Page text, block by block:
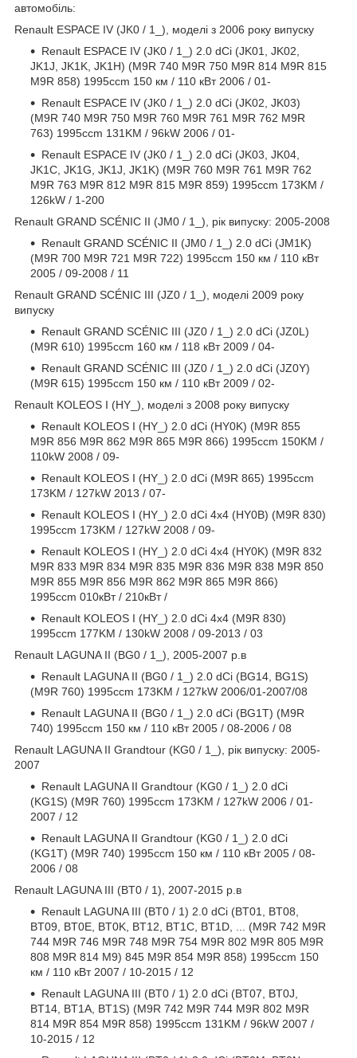
автомобіль:
Renault ESPACE IV (JK0 / 1_), моделі з 2006 року випуску
Renault ESPACE IV (JK0 / 1_) 2.0 dCi (JK01, JK02,
JK1J, JK1K, JK1H) (M9R 740 M9R 750 M9R 814 M9R 815
M9R 858) 1995ccm 150 км / 110 кВт 2006 / 01-
Renault ESPACE IV (JK0 / 1_) 2.0 dCi (JK02, JK03)
(M9R 740 M9R 750 M9R 760 M9R 761 M9R 762 M9R
763) 1995ccm 131KM / 96kW 2006 / 01-
Renault ESPACE IV (JK0 / 1_) 2.0 dCi (JK03, JK04,
JK1C, JK1G, JK1J, JK1K) (M9R 760 M9R 761 M9R 762
M9R 763 M9R 812 M9R 815 M9R 859) 1995ccm 173KM /
126kW / 1-200
Renault GRAND SCÉNIC II (JM0 / 1_), рік випуску: 2005-2008
Renault GRAND SCÉNIC II (JM0 / 1_) 2.0 dCi (JM1K)
(M9R 700 M9R 721 M9R 722) 1995ccm 150 км / 110 кВт
2005 / 09-2008 / 11
Renault GRAND SCÉNIC III (JZ0 / 1_), моделі 2009 року
випуску
Renault GRAND SCÉNIC III (JZ0 / 1_) 2.0 dCi (JZ0L)
(M9R 610) 1995ccm 160 км / 118 кВт 2009 / 04-
Renault GRAND SCÉNIC III (JZ0 / 1_) 2.0 dCi (JZ0Y)
(M9R 615) 1995ccm 150 км / 110 кВт 2009 / 02-
Renault KOLEOS I (HY_), моделі з 2008 року випуску
Renault KOLEOS I (HY_) 2.0 dCi (HY0K) (M9R 855
M9R 856 M9R 862 M9R 865 M9R 866) 1995ccm 150KM /
110kW 2008 / 09-
Renault KOLEOS I (HY_) 2.0 dCi (M9R 865) 1995ccm
173KM / 127kW 2013 / 07-
Renault KOLEOS I (HY_) 2.0 dCi 4x4 (HY0B) (M9R 830)
1995ccm 173KM / 127kW 2008 / 09-
Renault KOLEOS I (HY_) 2.0 dCi 4x4 (HY0K) (M9R 832
M9R 833 M9R 834 M9R 835 M9R 836 M9R 838 M9R 850
M9R 855 M9R 856 M9R 862 M9R 865 M9R 866)
1995ccm 010кВт / 210кВт /
Renault KOLEOS I (HY_) 2.0 dCi 4x4 (M9R 830)
1995ccm 177KM / 130kW 2008 / 09-2013 / 03
Renault LAGUNA II (BG0 / 1_), 2005-2007 р.в
Renault LAGUNA II (BG0 / 1_) 2.0 dCi (BG14, BG1S)
(M9R 760) 1995ccm 173KM / 127kW 2006/01-2007/08
Renault LAGUNA II (BG0 / 1_) 2.0 dCi (BG1T) (M9R
740) 1995ccm 150 км / 110 кВт 2005 / 08-2006 / 08
Renault LAGUNA II Grandtour (KG0 / 1_), рік випуску: 2005-
2007
Renault LAGUNA II Grandtour (KG0 / 1_) 2.0 dCi
(KG1S) (M9R 760) 1995ccm 173KM / 127kW 2006 / 01-
2007 / 12
Renault LAGUNA II Grandtour (KG0 / 1_) 2.0 dCi
(KG1T) (M9R 740) 1995ccm 150 км / 110 кВт 2005 / 08-
2006 / 08
Renault LAGUNA III (BT0 / 1), 2007-2015 р.в
Renault LAGUNA III (BT0 / 1) 2.0 dCi (BT01, BT08,
BT09, BT0E, BT0K, BT12, BT1C, BT1D, ... (M9R 742 M9R
744 M9R 746 M9R 748 M9R 754 M9R 802 M9R 805 M9R
808 M9R 814 M9) 845 M9R 854 M9R 858) 1995ccm 150
км / 110 кВт 2007 / 10-2015 / 12
Renault LAGUNA III (BT0 / 1) 2.0 dCi (BT07, BT0J,
BT14, BT1A, BT1S) (M9R 742 M9R 744 M9R 802 M9R
814 M9R 854 M9R 858) 1995ccm 131KM / 96kW 2007 /
10-2015 / 12